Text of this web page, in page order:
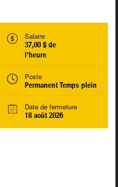
Salaire
37,00 $ de
l'heure
Poste
Permanent Temps plein
Date de fermeture
18 août 2026